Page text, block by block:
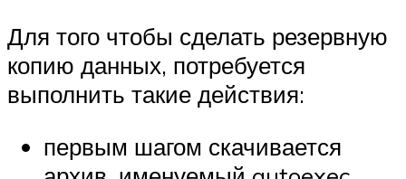
Для того чтобы сделать резервную
копию данных, потребуется
выполнить такие действия:
первым шагом скачивается